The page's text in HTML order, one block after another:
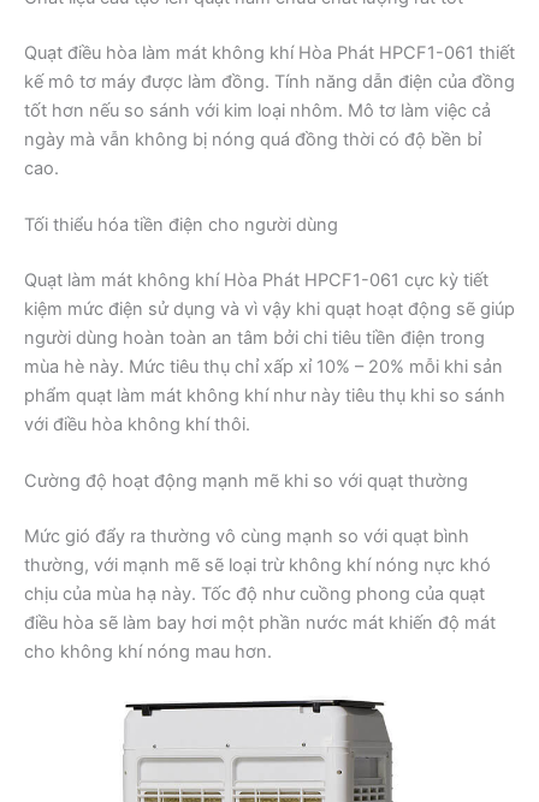
Quạt điều hòa làm mát không khí Hòa Phát HPCF1-061 thiết
kế mô tơ máy được làm đồng. Tính năng dẫn điện của đồng
tốt hơn nếu so sánh với kim loại nhôm. Mô tơ làm việc cả
ngày mà vẫn không bị nóng quá đồng thời có độ bền bỉ
cao.
Tối thiểu hóa tiền điện cho người dùng
Quạt làm mát không khí Hòa Phát HPCF1-061 cực kỳ tiết
kiệm mức điện sử dụng và vì vậy khi quạt hoạt động sẽ giúp
người dùng hoàn toàn an tâm bởi chi tiêu tiền điện trong
mùa hè này. Mức tiêu thụ chỉ xấp xỉ 10% – 20% mỗi khi sản
phẩm quạt làm mát không khí như này tiêu thụ khi so sánh
với điều hòa không khí thôi.
Cường độ hoạt động mạnh mẽ khi so với quạt thường
Mức gió đẩy ra thường vô cùng mạnh so với quạt bình
thường, với mạnh mẽ sẽ loại trừ không khí nóng nực khó
chịu của mùa hạ này. Tốc độ như cuồng phong của quạt
điều hòa sẽ làm bay hơi một phần nước mát khiến độ mát
cho không khí nóng mau hơn.